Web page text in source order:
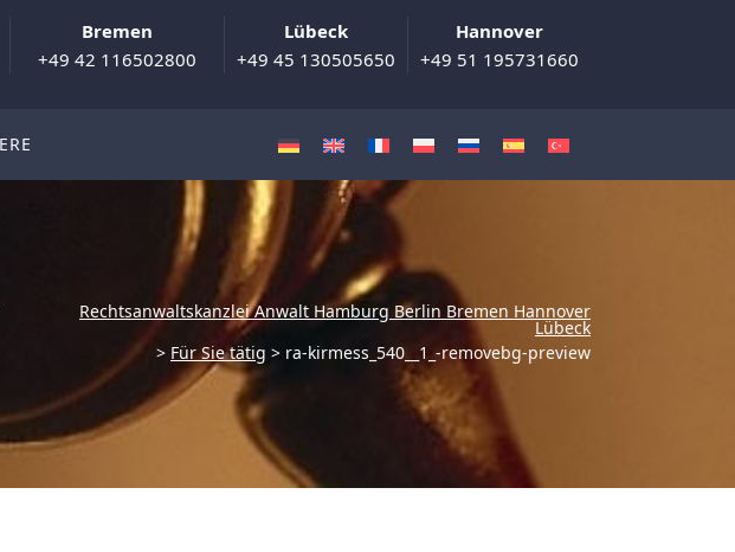
Bremen
+49 42 116502800
Lübeck
+49 45 130505650
Hannover
+49 51 195731660
Rechtsanwaltskanzlei Anwalt Hamburg Berlin Bremen Hannover
Lübeck
> Für Sie tätig > ra-kirmess_540__1_-removebg-preview